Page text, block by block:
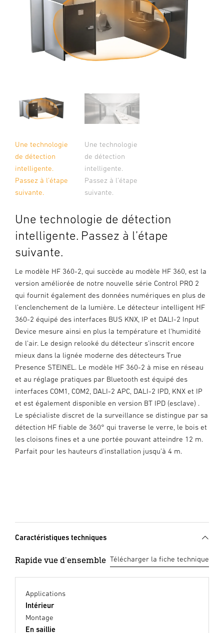
Une technologie
de détection
intelligente.
Passez à l’étape
suivante.
Une technologie
de détection
intelligente.
Passez à l’étape
suivante.
Une technologie de détection
intelligente. Passez à l’étape
suivante.
Le modèle HF 360-2, qui succède au modèle HF 360, est la
version améliorée de notre nouvelle série Control PRO 2
qui fournit également des données numériques en plus de
l’enclenchement de la lumière. Le détecteur intelligent HF
360-2 équipé des interfaces BUS KNX, IP et DALI-2 Input
Device mesure ainsi en plus la température et l’humidité
de l’air. Le design relooké du détecteur s’inscrit encore
mieux dans la lignée moderne des détecteurs True
Presence STEINEL. Le modèle HF 360-2 à mise en réseau
et au réglage pratiques par Bluetooth est équipé des
interfaces COM1, COM2, DALI-2 APC, DALI-2 IPD, KNX et IP
et est également disponible en version BT IPD (esclave) .
Le spécialiste discret de la surveillance se distingue par sa
détection HF fiable de 360° qui traverse le verre, le bois et
les cloisons fines et a une portée pouvant atteindre 12 m.
Parfait pour les hauteurs d’installation jusqu’à 4 m.
Caractéristiques techniques
Rapide vue d'ensemble Télécharger la fiche technique
Applications
Intérieur
Montage
En saillie